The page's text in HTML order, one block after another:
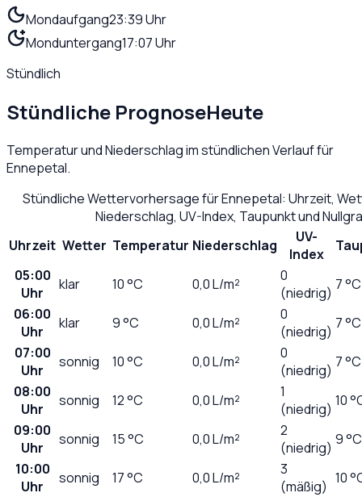
Mondaufgang23:39 Uhr
Monduntergang17:07 Uhr
Stündlich
Stündliche PrognoseHeute
Temperatur und Niederschlag im stündlichen Verlauf für
Ennepetal.
Stündliche Wettervorhersage fürEnnepetal: Uhrzeit,
Niederschlag, UV-Index, Taupunkt und
Uhrzeit Wetter Temperatur Niederschlag
UV-
Index
05:00
Uhr
klar 10°C 0,0L/m²
0
(niedrig) 7 °C
06:00
Uhr
klar 9°C 0,0L/m²
0
(niedrig) 7 °C
07:00
Uhr
sonnig 10°C 0,0L/m²
0
(niedrig) 7 °C
08:00
Uhr
sonnig 12°C 0,0L/m²
1
(niedrig) 10
09:00
Uhr
sonnig 15°C 0,0L/m²
2
(niedrig) 9 °C
10:00
Uhr
sonnig 17°C 0,0L/m²
3
(mäßig) 10